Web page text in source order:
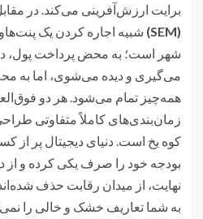
برایت ارزش‌آفرینی می‌کند. در
(SEM)
شبیه اجاره کردن یک
شهر است؛ به محض پرداخت پول، در
می‌گیری و دیده می‌شوی، اما به
همه‌چیز تمام می‌شود. هر دو
زمان‌بندی‌های کاملاً متفاوتی
کوه یخ است. دنیای دیجیتال پر از
بودجه خود را صرف یکی کرده و از
نهایت، از میدان رقابت حذف
به شما تعاریف خشک و خالی را